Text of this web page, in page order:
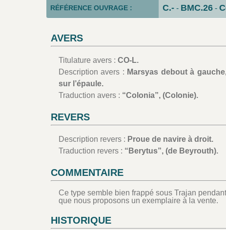
RÉFÉRENCE OUVRAGE : C.- - BMC.26 -
AVERS
Titulature avers : CO-L.
Description avers : Marsyas debout à
sur l’épaule.
Traduction avers : “Colonia”, (Colonie).
REVERS
Description revers : Proue de navire à droit.
Traduction revers : “Berytus”, (de Beyrouth).
COMMENTAIRE
Ce type semble bien frappé sous Trajan
que nous proposons un exemplaire à la vente.
HISTORIQUE